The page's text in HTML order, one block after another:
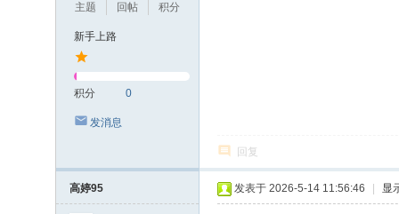
主题
回帖
积分
新手上路
积分 0
发消息
回复
高婷95 发表于 2026-5-14 11:56:46 显